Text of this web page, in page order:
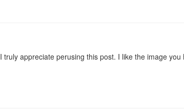
I truly appreciate perusing this post. I like the image you